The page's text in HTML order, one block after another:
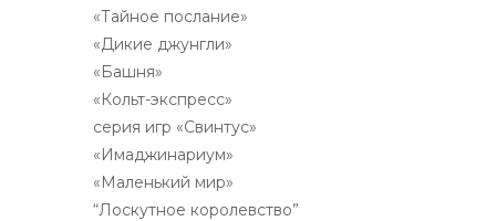
«Тайное послание»
«Дикие джунгли»
«Башня»
«Кольт-экспресс»
серия игр «Свинтус»
«Имаджинариум»
«Маленький мир»
“Лоскутное королевство”